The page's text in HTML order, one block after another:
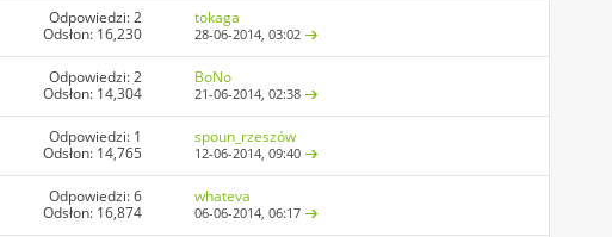
Odpowiedzi:2
Odsłon: 16,230
tokaga
28-06-2014,03:02
Odpowiedzi:2
Odsłon: 14,304
BoNo
21-06-2014,02:38
Odpowiedzi: 1
Odsłon: 14,765
spoun_rzeszów
12-06-2014,09:40
Odpowiedzi:6
Odsłon: 16,874
whateva
06-06-2014,06:17